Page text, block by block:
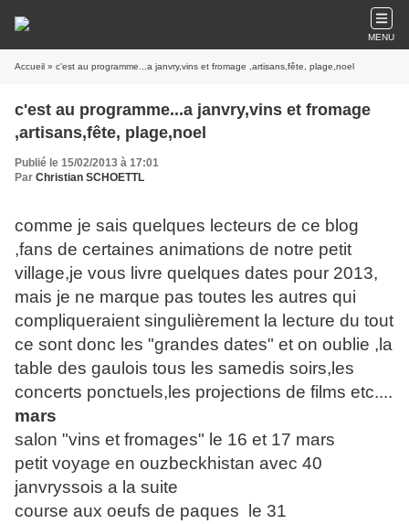
MENU
Accueil » c'est au programme...a janvry,vins et fromage ,artisans,fête, plage,noel
c'est au programme...a janvry,vins et fromage
,artisans,fête, plage,noel
Publié le 15/02/2013 à 17:01
Par Christian SCHOETTL
comme je sais quelques lecteurs de ce blog
,fans de certaines animations de notre petit
village,je vous livre quelques dates pour 2013,
mais je ne marque pas toutes les autres qui
compliqueraient singulièrement la lecture du tout
ce sont donc les "grandes dates" et on oublie ,la
table des gaulois tous les samedis soirs,les
concerts ponctuels,les projections de films etc....
mars
salon "vins et fromages" le 16 et 17 mars
petit voyage en ouzbeckhistan avec 40
janvryssois a la suite
course aux oeufs de paques le 31